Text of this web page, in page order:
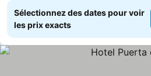
Sélectionnez des dates pour voir
les prix exacts